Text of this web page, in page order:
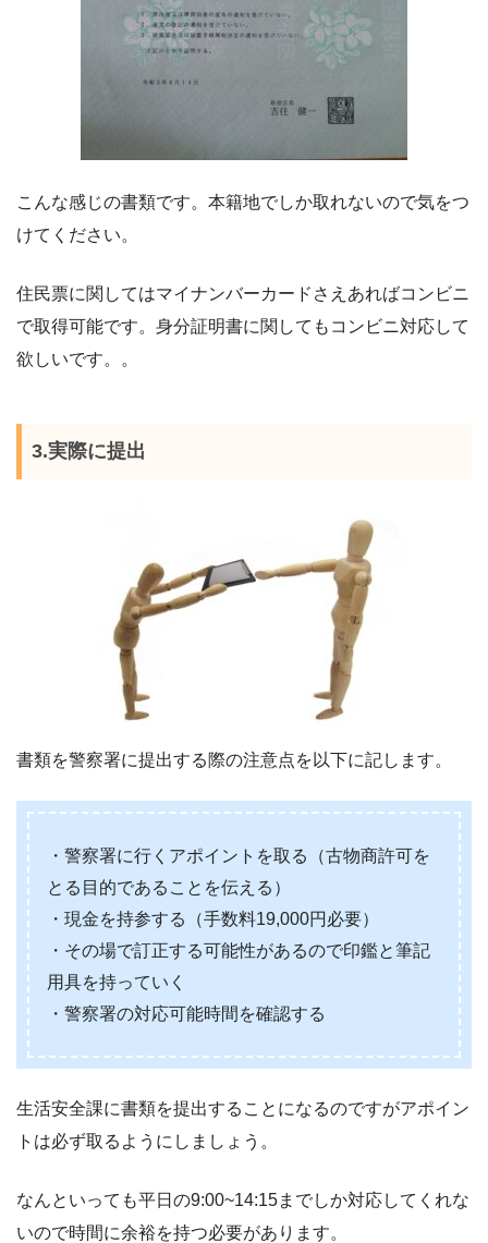
こんな感じの書類です。本籍地でしか取れないので気をつ
けてください。
住民票に関してはマイナンバーカードさえあればコンビニ
で取得可能です。身分証明書に関してもコンビニ対応して
欲しいです。。
3.実際に提出
書類を警察署に提出する際の注意点を以下に記します。
・警察署に行くアポイントを取る（古物商許可を
とる目的であることを伝える）
・現金を持参する（手数料19,000円必要）
・その場で訂正する可能性があるので印鑑と筆記
用具を持っていく
・警察署の対応可能時間を確認する
生活安全課に書類を提出することになるのですがアポイン
トは必ず取るようにしましょう。
なんといっても平日の9:00~14:15までしか対応してくれな
いので時間に余裕を持つ必要があります。